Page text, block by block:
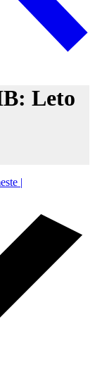
Leto
|